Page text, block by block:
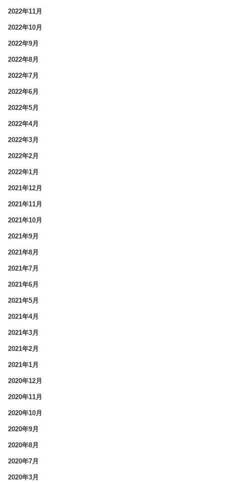
2022年11月
2022年10月
2022年9月
2022年8月
2022年7月
2022年6月
2022年5月
2022年4月
2022年3月
2022年2月
2022年1月
2021年12月
2021年11月
2021年10月
2021年9月
2021年8月
2021年7月
2021年6月
2021年5月
2021年4月
2021年3月
2021年2月
2021年1月
2020年12月
2020年11月
2020年10月
2020年9月
2020年8月
2020年7月
2020年3月